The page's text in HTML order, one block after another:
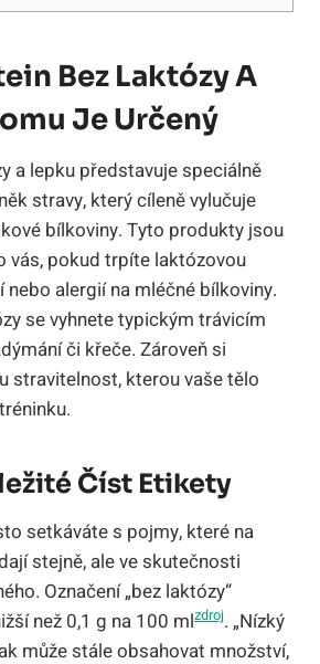
Bez Laktózy A
Je Určený
a lepku představuje speciálně
stravy, který cíleně vylučuje
bílkoviny. Tyto produkty jsou
vás, pokud trpíte laktózovou
nebo alergií na mléčné bílkoviny.
se vyhnete typickým trávicím
či křeče. Zároveň si
stravitelnost, kterou vaše tělo
Číst Etikety
setkáváte s pojmy, které na
stejně, ale ve skutečnosti
Označení „bez laktózy“
než 0,1 g na 100 mlzdroj. „Nízký
může stále obsahovat množství,